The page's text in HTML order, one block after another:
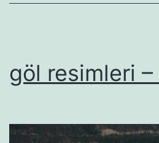
göl resimleri –